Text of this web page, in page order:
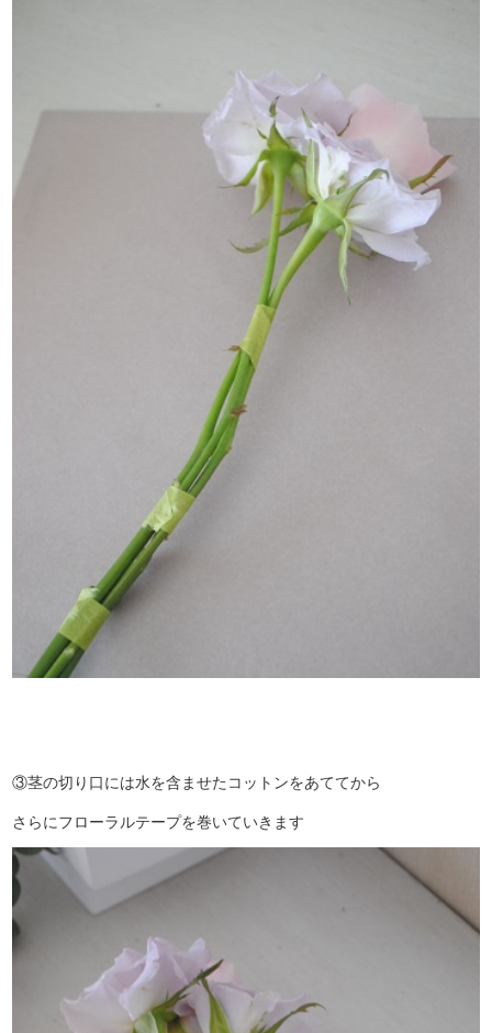
③茎の切り口には水を含ませたコットンをあててから
さらにフローラルテープを巻いていきます